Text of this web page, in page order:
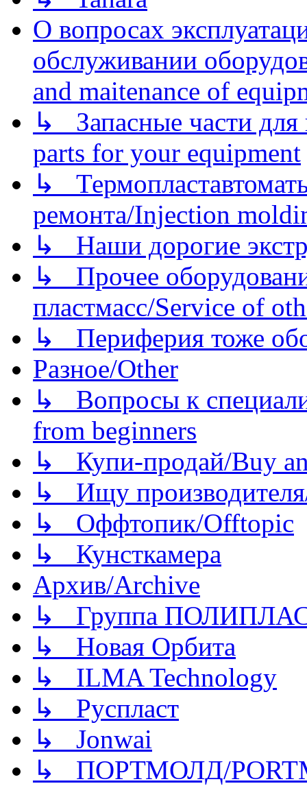
О вопросах
обслуживании
and maitenance of
↳ Запасные части для
parts for your equipment
↳
ремонта/Injection
↳ Наши дорогие
↳ Прочее
пластмасс/Service of
↳ Периферия тоже
Разное/Other
↳ Вопросы к
from beginners
↳ Купи-продай/Buy
↳ Ищу
↳ Оффтопик/Offtopic
↳ Кунсткамера
Архив/Archive
↳ Группа
↳ Новая Орбита
↳ ILMA Technology
↳ Руспласт
↳ Jonwai
↳ ПОРТМОЛД/